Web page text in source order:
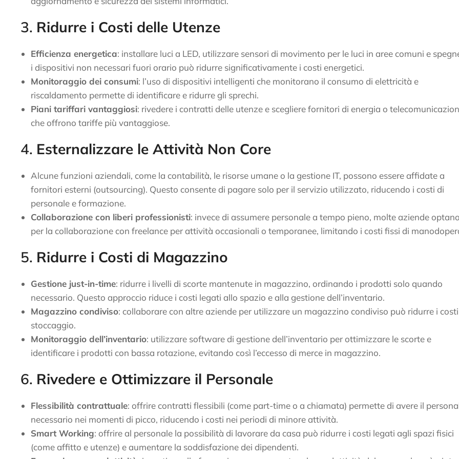
3. Ridurre i Costi delle Utenze
Efficienza energetica: installare luci a LED, utilizzare sensori di movimento per le luci in aree comuni e
i dispositivi non necessari fuori orario può ridurre significativamente i costi energetici.
Monitoraggio dei consumi: l’uso di dispositivi intelligenti che monitorano il consumo di elettricità e
riscaldamento permette di identificare e ridurre gli sprechi.
Piani tariffari vantaggiosi: rivedere i contratti delle utenze e scegliere fornitori di energia o
che offrono tariffe più vantaggiose.
4. Esternalizzare le Attività Non Core
Alcune funzioni aziendali, come la contabilità, le risorse umane o la gestione IT, possono essere affidate a
fornitori esterni (outsourcing). Questo consente di pagare solo per il servizio utilizzato, riducendo i costi di
personale e formazione.
Collaborazione con liberi professionisti: invece di assumere personale a tempo pieno, molte aziende optano
per la collaborazione con freelance per attività occasionali o temporanee, limitando i costi fissi di
5. Ridurre i Costi di Magazzino
Gestione just-in-time: ridurre i livelli di scorte mantenute in magazzino, ordinando i prodotti solo quando
necessario. Questo approccio riduce i costi legati allo spazio e alla gestione dell’inventario.
Magazzino condiviso: collaborare con altre aziende per utilizzare un magazzino condiviso può ridurre i
stoccaggio.
Monitoraggio dell’inventario: utilizzare software di gestione dell’inventario per ottimizzare le scorte e
identificare i prodotti con bassa rotazione, evitando così l’eccesso di merce in magazzino.
6. Rivedere e Ottimizzare il Personale
Flessibilità contrattuale: offrire contratti flessibili (come part-time o a chiamata) permette di avere il
necessario nei momenti di picco, riducendo i costi nei periodi di minore attività.
Smart Working: offrire al personale la possibilità di lavorare da casa può ridurre i costi legati agli spazi fisici
(come affitto e utenze) e aumentare la soddisfazione dei dipendenti.